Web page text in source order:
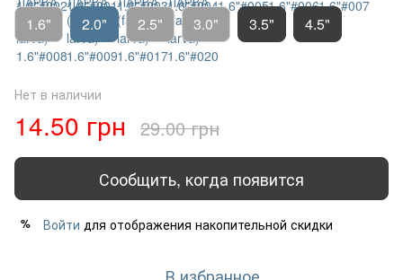
1.6" 2.0" 2.5" 3.0" 3.5" 4.5"
Нет в наличии
14.50 грн 29.00 грн
Сообщить, когда появится
% Войти для отображения накопительной скидки
В избранное